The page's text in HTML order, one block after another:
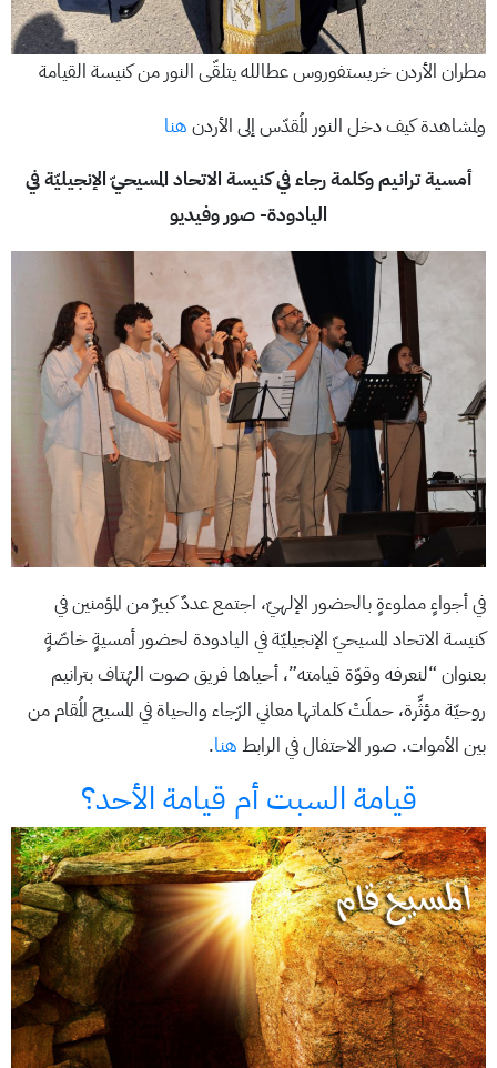
مطران الأردن خريستفوروس عطالله يتلقّى النور من كنيسة القيامة
ولمشاهدة كيف دخل النور المُقدّس إلى الأردن هنا
أمسية ترانيم وكلمة رجاء في كنيسة الاتحاد المسيحيّ الإنجيليّة في
اليادودة- صور وفيديو
في أجواءٍ مملوءةٍ بالحضور الإلهيّ، اجتمع عددٌ كبيرٌ من المؤمنين في
كنيسة الاتحاد المسيحيّ الإنجيليّة في اليادودة لحضور أمسيةٍ خاصّةٍ
بعنوان “لنعرفه وقوّة قيامته”، أحياها فريق صوت الهُتاف بترانيم
روحيّة مؤثِّرة، حملَتْ كلماتها معاني الرّجاء والحياة في المسيح المُقام من
بين الأموات. صور الاحتفال في الرابط هنا.
قيامة السبت أم قيامة الأحد؟